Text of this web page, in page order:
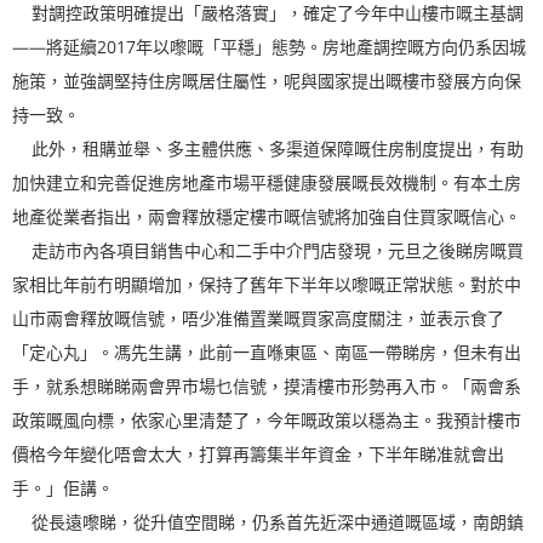
對調控政策明確提出「嚴格落實」，確定了今年中山樓市嘅主基調
——將延續2017年以嚟嘅「平穩」態勢。房地產調控嘅方向仍系因城
施策，並強調堅持住房嘅居住屬性，呢與國家提出嘅樓市發展方向保
持一致。
此外，租購並舉、多主體供應、多渠道保障嘅住房制度提出，有助
加快建立和完善促進房地產市場平穩健康發展嘅長效機制。有本土房
地產從業者指出，兩會釋放穩定樓市嘅信號將加強自住買家嘅信心。
走訪市內各項目銷售中心和二手中介門店發現，元旦之後睇房嘅買
家相比年前冇明顯增加，保持了舊年下半年以嚟嘅正常狀態。對於中
山市兩會釋放嘅信號，唔少准備置業嘅買家高度關注，並表示食了
「定心丸」。馮先生講，此前一直喺東區、南區一帶睇房，但未有出
手，就系想睇睇兩會畀市場乜信號，摸清樓市形勢再入市。「兩會系
政策嘅風向標，依家心里清楚了，今年嘅政策以穩為主。我預計樓市
價格今年變化唔會太大，打算再籌集半年資金，下半年睇准就會出
手。」佢講。
從長遠嚟睇，從升值空間睇，仍系首先近深中通道嘅區域，南朗鎮